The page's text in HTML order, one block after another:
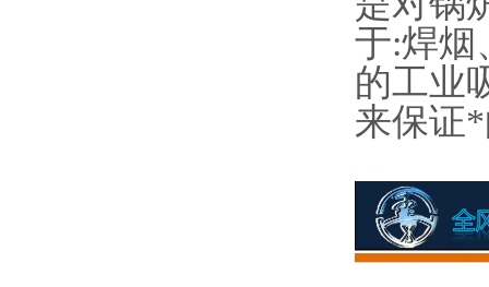
于:焊烟
的工业
来保证